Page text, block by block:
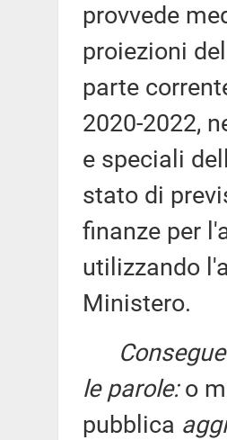
provvede
proiezioni
parte
2020-2022,
e speciali
stato di
finanze per
utilizzando
Ministero.
le parole:o
pubblica